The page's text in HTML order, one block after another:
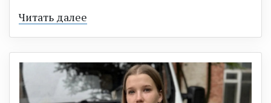
Читать далее